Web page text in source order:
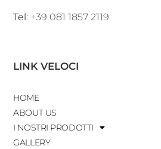
Tel: +39 081 1857 2119
LINK VELOCI
HOME
ABOUT US
I NOSTRI PRODOTTI
GALLERY